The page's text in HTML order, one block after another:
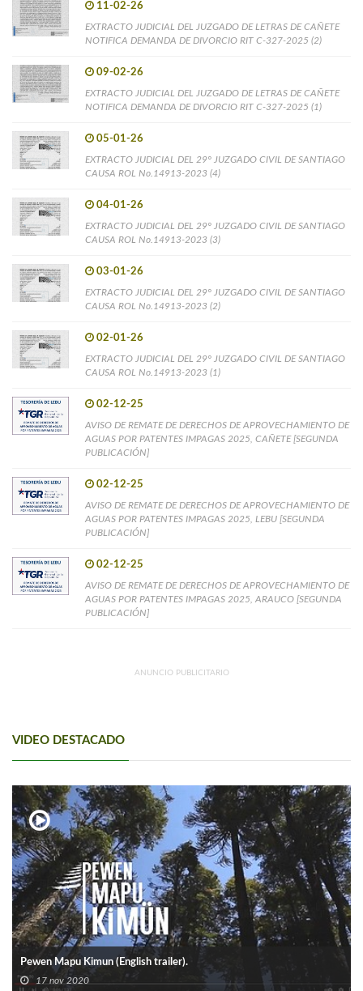
11-02-26
EXTRACTO JUDICIAL DEL JUZGADO DE LETRAS DE CAÑETE
NOTIFICA DEMANDA DE DIVORCIO RIT C-327-2025 (2)
09-02-26
EXTRACTO JUDICIAL DEL JUZGADO DE LETRAS DE CAÑETE
NOTIFICA DEMANDA DE DIVORCIO RIT C-327-2025 (1)
05-01-26
EXTRACTO JUDICIAL DEL 29° JUZGADO CIVIL DE SANTIAGO
CAUSA ROL No.14913-2023 (4)
04-01-26
EXTRACTO JUDICIAL DEL 29° JUZGADO CIVIL DE SANTIAGO
CAUSA ROL No.14913-2023 (3)
03-01-26
EXTRACTO JUDICIAL DEL 29° JUZGADO CIVIL DE SANTIAGO
CAUSA ROL No.14913-2023 (2)
02-01-26
EXTRACTO JUDICIAL DEL 29° JUZGADO CIVIL DE SANTIAGO
CAUSA ROL No.14913-2023 (1)
02-12-25
AVISO DE REMATE DE DERECHOS DE APROVECHAMIENTO DE
AGUAS POR PATENTES IMPAGAS 2025, CAÑETE [SEGUNDA
PUBLICACIÓN]
02-12-25
AVISO DE REMATE DE DERECHOS DE APROVECHAMIENTO DE
AGUAS POR PATENTES IMPAGAS 2025, LEBU [SEGUNDA
PUBLICACIÓN]
02-12-25
AVISO DE REMATE DE DERECHOS DE APROVECHAMIENTO DE
AGUAS POR PATENTES IMPAGAS 2025, ARAUCO [SEGUNDA
PUBLICACIÓN]
ANUNCIO PUBLICITARIO
VIDEO DESTACADO
Pewen Mapu Kimun (English trailer).
17 nov 2020